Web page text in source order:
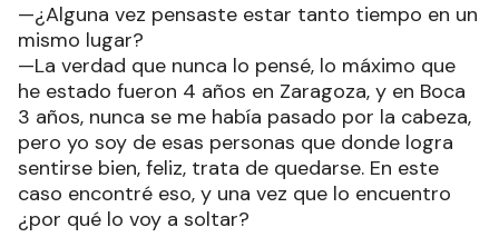
—¿Alguna vez pensaste estar tanto tiempo en un
mismo lugar?
—La verdad que nunca lo pensé, lo máximo que
he estado fueron 4 años en Zaragoza, y en Boca
3 años, nunca se me había pasado por la cabeza,
pero yo soy de esas personas que donde logra
sentirse bien, feliz, trata de quedarse. En este
caso encontré eso, y una vez que lo encuentro
¿por qué lo voy a soltar?